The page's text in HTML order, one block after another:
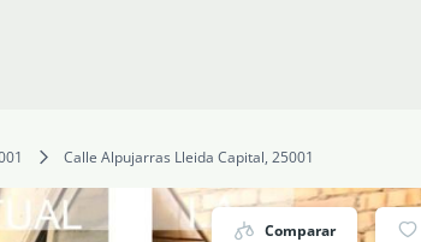
Calle Alpujarras Lleida Capital, 25001
Comparar